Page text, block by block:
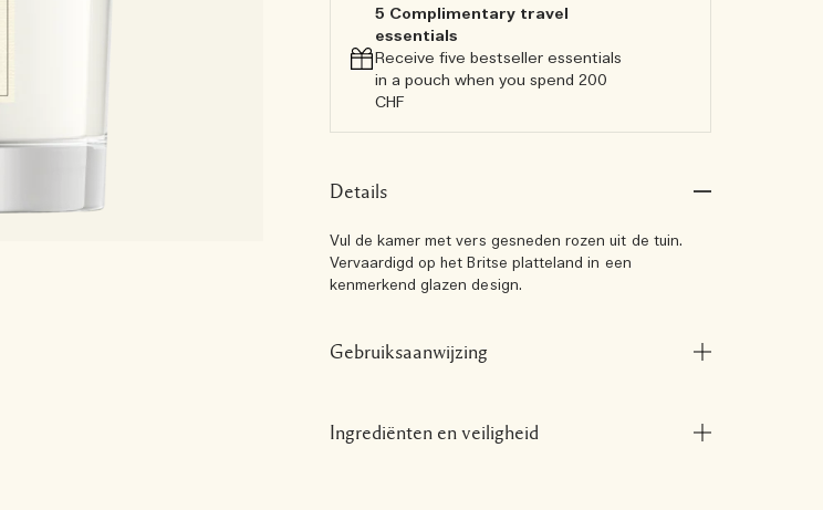
5 Complimentary travel
essentials​
Receive five bestseller essentials
in a pouch when you spend 200
CHF
Details
Vul de kamer met vers gesneden rozen uit de tuin.
Vervaardigd op het Britse platteland in een
kenmerkend glazen design.
Gebruiksaanwijzing
Ingrediënten en veiligheid